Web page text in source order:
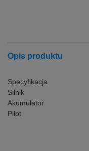
Opis produktu
Specyfikacja
Silnik
Akumulator
Pilot